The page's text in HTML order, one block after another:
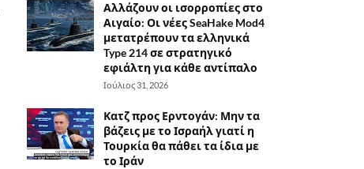
Αλλάζουν οι ισορροπίες στο
Αιγαίο: Οι νέες SeaHake Mod4
μετατρέπουν τα ελληνικά
Type 214 σε στρατηγικό
εφιάλτη για κάθε αντίπαλο
Ιούλιος 31, 2026
Κατζ προς Ερντογάν: Μην τα
βάζεις με το Ισραήλ γιατί η
Τουρκία θα πάθει τα ίδια με
το Ιράν